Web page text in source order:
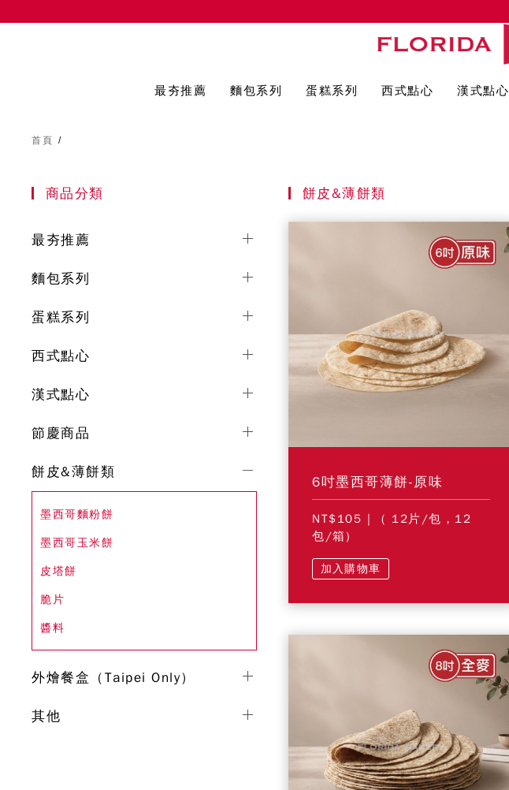
最夯推薦 麵包系列 蛋糕系列 西式點心 漢式點心
首頁 /
餅皮&薄餅類
6吋墨西哥薄餅-原味
NT$105 | ( 12片/包，12
包/箱)
加入購物車
商品分類
最夯推薦
麵包系列
蛋糕系列
西式點心
漢式點心
節慶商品
餅皮&薄餅類
墨西哥麵粉餅
墨西哥玉米餅
皮塔餅
脆片
醬料
外燴餐盒（Taipei Only）
其他